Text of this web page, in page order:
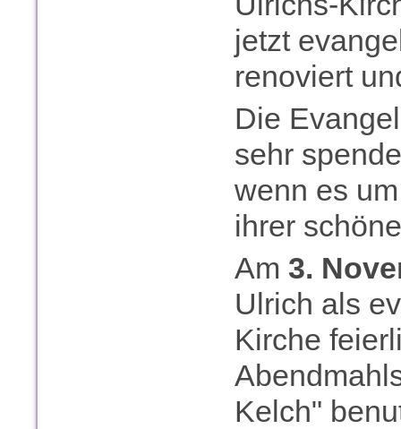
jetzt
renoviert
Die
sehr
wenn es
ihrer
Am 3.
Ulrich als
Kirche
Kelch"